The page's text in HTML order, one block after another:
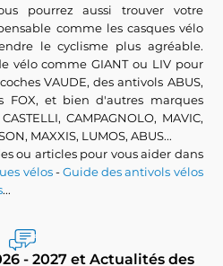
pourrez aussi trouver votre
comme les casques vélo
le cyclisme plus agréable.
vélo comme GIANT ou LIV pour
VAUDE, des antivols ABUS,
FOX, et bien d'autres marques
CAMPAGNOLO, MAVIC,
MAXXIS, LUMOS, ABUS...
ou articles pour vous aider dans
vélos-Guide des antivols vélos
...
- 2027 et Actualités des